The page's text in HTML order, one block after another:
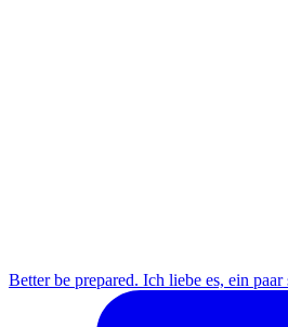
Better be prepared. Ich liebe es, ein paar